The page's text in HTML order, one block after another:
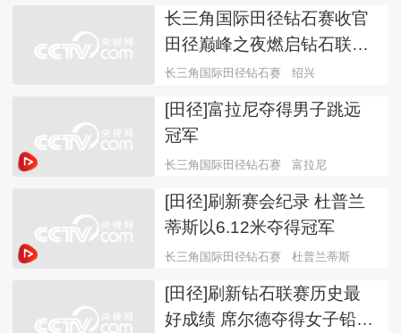
长三角国际田径钻石赛收官
田径巅峰之夜燃启钻石联赛
新赛季
长三角国际田径钻石赛 绍兴
[田径]富拉尼夺得男子跳远
冠军
长三角国际田径钻石赛 富拉尼
[田径]刷新赛会纪录 杜普兰
蒂斯以6.12米夺得冠军
长三角国际田径钻石赛 杜普兰蒂斯
[田径]刷新钻石联赛历史最
好成绩 席尔德夺得女子铅球